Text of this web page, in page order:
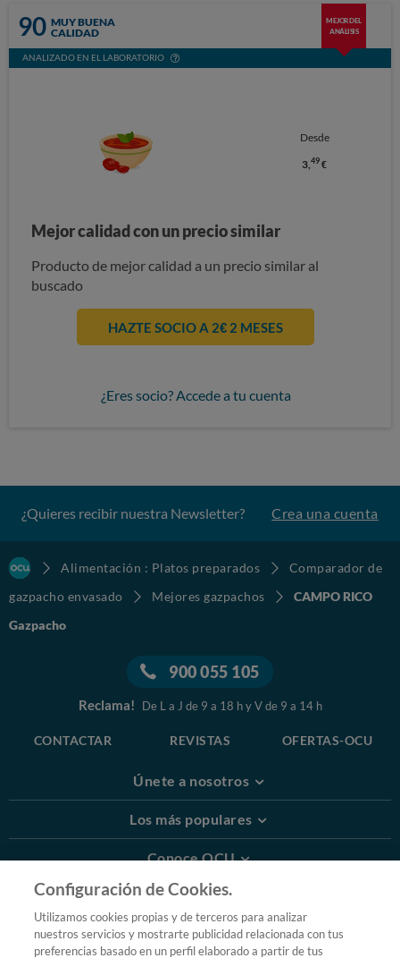
90 MUY BUENA
CALIDAD
MEJOR DEL
ANÁLISIS
ANALIZADO EN EL LABORATORIO
Desde
3,49 €
Mejor calidad con un precio similar
Producto de mejor calidad a un precio similar al
buscado
HAZTE SOCIO A 2€ 2 MESES
¿Eres socio? Accede a tu cuenta
¿Quieres recibir nuestra Newsletter? Crea una cuenta
Alimentación : Platos preparados
Comparador de
gazpacho envasado
Mejores gazpachos
CAMPO RICO
Gazpacho
900 055 105
Reclama! De L a J de 9 a 18 h y V de 9 a 14 h
CONTACTAR REVISTAS OFERTAS-OCU
Únete a nosotros
Los más populares
Conoce OCU
Más Información
© 2026 OCU
Configuración de Cookies.
Utilizamos cookies propias y de terceros para analizar
nuestros servicios y mostrarte publicidad relacionada con tus
preferencias basado en un perfil elaborado a partir de tus